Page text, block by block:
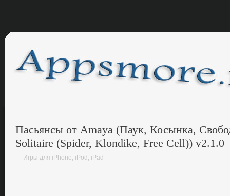
Пасьянсы от Amaya (Паук, Косынка,
Solitaire (Spider, Klondike, Free Cell)) v2.1.0
Игры для iPhone, iPod, iPad